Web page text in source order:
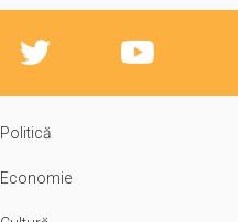
Politică
Economie